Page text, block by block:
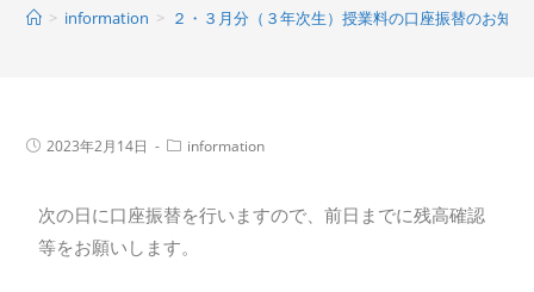
> information > ２・３月分（３年次生）授業料の口座振替のお知ら
2023年2月14日 information
次の日に口座振替を行いますので、前日までに残高確認
等をお願いします。